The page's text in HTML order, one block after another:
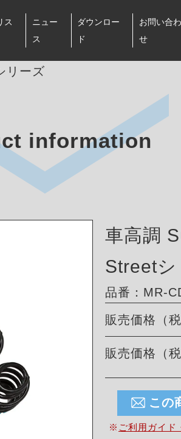
ス
ニュー
ス
ダウンロー
ド
お問い合わ
せ
リーズ
information
車高調
Street
品番：MR-
販売価格（
販売価格（
この
※ ご利用ガイド